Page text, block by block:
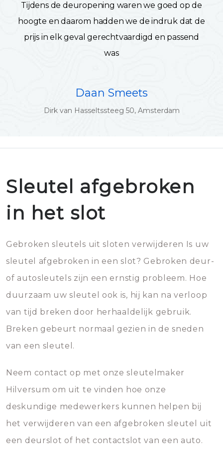
Tijdens de deuropening waren we goed op de
hoogte en daarom hadden we de indruk dat de
prijs in elk geval gerechtvaardigd en passend
was
Daan Smeets
Dirk van Hasseltssteeg 50, Amsterdam
Sleutel afgebroken
in het slot
Gebroken sleutels uit sloten verwijderen Is uw
sleutel afgebroken in een slot? Gebroken deur-
of autosleutels zijn een ernstig probleem. Hoe
duurzaam uw sleutel ook is, hij kan na verloop
van tijd breken door herhaaldelijk gebruik.
Breken gebeurt normaal gezien in de sneden
van een sleutel.
Neem contact op met onze sleutelmaker
Hilversum om uit te vinden hoe onze
deskundige medewerkers kunnen helpen bij
het verwijderen van een afgebroken sleutel uit
een deurslot of het contactslot van een auto.